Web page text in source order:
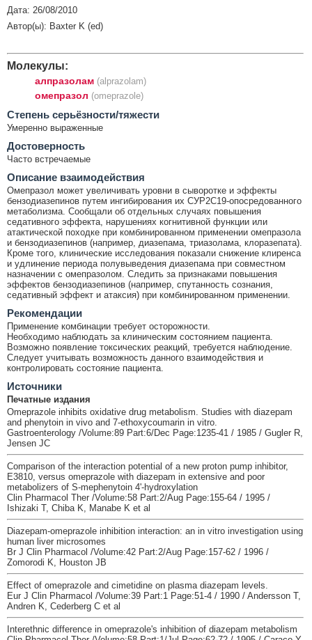
Дата: 26/08/2010
Автор(ы): Baxter K (ed)
Молекулы:
алпразолам (alprazolam)
омепразол (omeprazole)
Cтепень серьёзности/тяжести
Умеренно выраженные
Достоверность
Часто встречаемые
Описание взаимодействия
Омепразол может увеличивать уровни в сыворотке и эффекты
бензодиазепинов путем ингибирования их СУР2С19-опосредованного
метаболизма. Сообщали об отдельных случаях повышения
седативного эффекта, нарушениях когнитивной функции или
атактической походке при комбинированном применении омепразола
и бензодиазепинов (например, диазепама, триазолама, клоразепата).
Кроме того, клинические исследования показали снижение клиренса
и удлинение периода полувыведения диазепама при совместном
назначении с омепразолом. Следить за признаками повышения
эффектов бензодиазепинов (например, спутанность сознания,
седативный эффект и атаксия) при комбинированном применении.
Рекомендации
Применение комбинации требует осторожности.
Необходимо наблюдать за клиническим состоянием пациента.
Возможно появление токсических реакций, требуется наблюдение.
Следует учитывать возможность данного взаимодействия и
контролировать состояние пациента.
Источники
Печатные издания
Omeprazole inhibits oxidative drug metabolism. Studies with diazepam
and phenytoin in vivo and 7-ethoxycoumarin in vitro.
Gastroenterology /Volume:89 Part:6/Dec Page:1235-41 / 1985 / Gugler R,
Jensen JC
Comparison of the interaction potential of a new proton pump inhibitor,
E3810, versus omeprazole with diazepam in extensive and poor
metabolizers of S-mephenytoin 4'-hydroxylation
Clin Pharmacol Ther /Volume:58 Part:2/Aug Page:155-64 / 1995 /
Ishizaki T, Chiba K, Manabe K et al
Diazepam-omeprazole inhibition interaction: an in vitro investigation using
human liver microsomes
Br J Clin Pharmacol /Volume:42 Part:2/Aug Page:157-62 / 1996 /
Zomorodi K, Houston JB
Effect of omeprazole and cimetidine on plasma diazepam levels.
Eur J Clin Pharmacol /Volume:39 Part:1 Page:51-4 / 1990 / Andersson T,
Andren K, Cederberg C et al
Interethnic difference in omeprazole's inhibition of diazepam metabolism